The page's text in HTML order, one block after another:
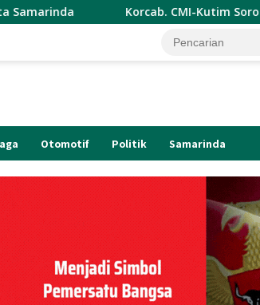
Korcab. CMI-Kutim Soroti Debu Jalanan
Otomotif Politik Samarinda